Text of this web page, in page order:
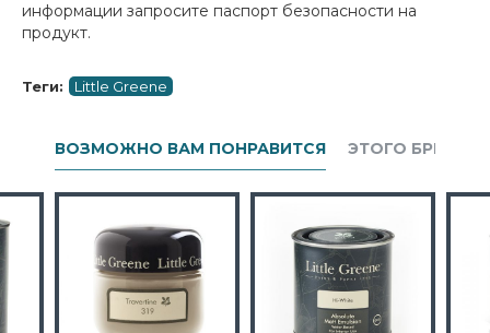
информации запросите паспорт безопасности на
продукт.
Теги: Little Greene
ВОЗМОЖНО ВАМ ПОНРАВИТСЯ ЭТОГО БРЕНДА